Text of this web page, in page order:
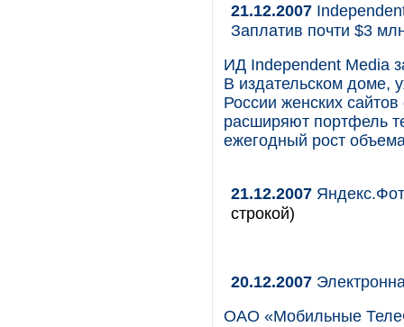
21.12.2007
Заплатив почти $3
ИД Independent Media
В издательском доме,
России женских
расширяют портфель
ежегодный рост
21.12.2007
строкой)
20.12.2007
ОАО «Мобильные